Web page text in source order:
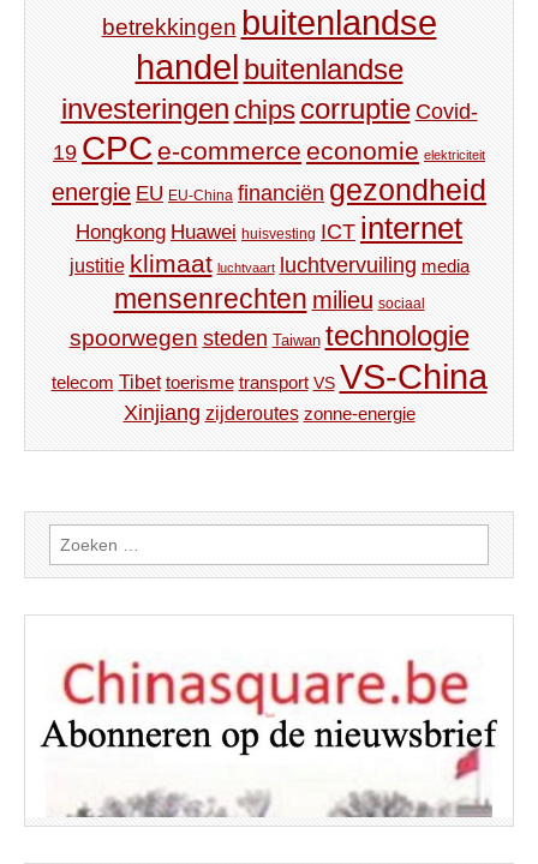
betrekkingen buitenlandse
handel buitenlandse
investeringen chips corruptie Covid-
19 CPC e-commerce economie elektriciteit
energie EU EU-China financiën gezondheid
Hongkong Huawei huisvesting ICT internet
justitie klimaat luchtvaart luchtvervuiling media
mensenrechten milieu sociaal
spoorwegen steden Taiwan technologie
telecom Tibet toerisme transport VS VS-China
Xinjiang zijderoutes zonne-energie
Zoeken
naar: